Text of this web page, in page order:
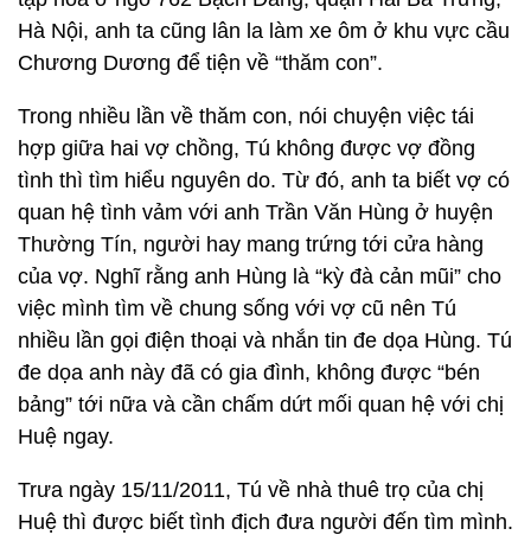
Hà Nội, anh ta cũng lân la làm xe ôm ở khu vực cầu
Chương Dương để tiện về “thăm con”.
Trong nhiều lần về thăm con, nói chuyện việc tái
hợp giữa hai vợ chồng, Tú không được vợ đồng
tình thì tìm hiểu nguyên do. Từ đó, anh ta biết vợ có
quan hệ tình vảm với anh Trần Văn Hùng ở huyện
Thường Tín, người hay mang trứng tới cửa hàng
của vợ. Nghĩ rằng anh Hùng là “kỳ đà cản mũi” cho
việc mình tìm về chung sống với vợ cũ nên Tú
nhiều lần gọi điện thoại và nhắn tin đe dọa Hùng. Tú
đe dọa anh này đã có gia đình, không được “bén
bảng” tới nữa và cần chấm dứt mối quan hệ với chị
Huệ ngay.
Trưa ngày 15/11/2011, Tú về nhà thuê trọ của chị
Huệ thì được biết tình địch đưa người đến tìm mình.